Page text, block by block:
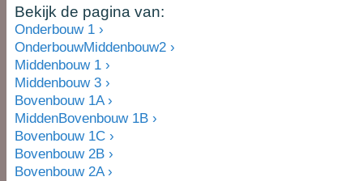
Bekijk de pagina van:
Onderbouw 1 ›
OnderbouwMiddenbouw2 ›
Middenbouw 1 ›
Middenbouw 3 ›
Bovenbouw 1A ›
MiddenBovenbouw 1B ›
Bovenbouw 1C ›
Bovenbouw 2B ›
Bovenbouw 2A ›